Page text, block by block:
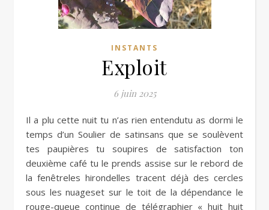
INSTANTS
Exploit
6 juin 2025
Il a plu cette nuit tu n’as rien entendutu as dormi le
temps d’un Soulier de satinsans que se soulèvent
tes paupières tu soupires de satisfaction ton
deuxième café tu le prends assise sur le rebord de
la fenêtreles hirondelles tracent déjà des cercles
sous les nuageset sur le toit de la dépendance le
rouge-queue continue de télégraphier « huit huit